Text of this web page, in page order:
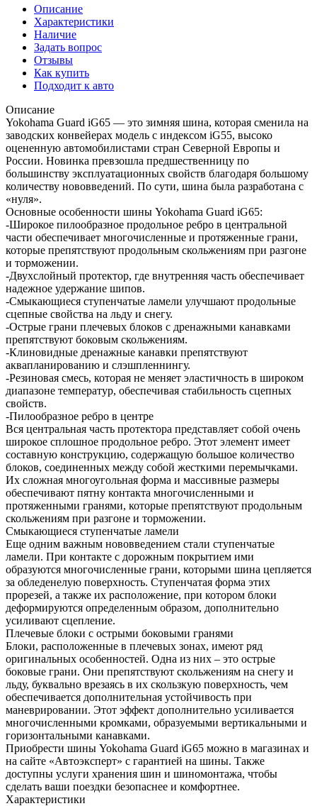
Описание
Характеристики
Наличие
Задать вопрос
Отзывы
Как купить
Подходит к авто
Описание
Yokohama Guard iG65 — это зимняя шина, которая сменила на
заводских конвейерах модель с индексом iG55, высоко
оцененную автомобилистами стран Северной Европы и
России. Новинка превзошла предшественницу по
большинству эксплуатационных свойств благодаря большому
количеству нововведений. По сути, шина была разработана с
«нуля».
Основные особенности шины Yokohama Guard iG65:
-Широкое пилообразное продольное ребро в центральной
части обеспечивает многочисленные и протяженные грани,
которые препятствуют продольным скольжениям при разгоне
и торможении.
-Двухслойный протектор, где внутренняя часть обеспечивает
надежное удержание шипов.
-Смыкающиеся ступенчатые ламели улучшают продольные
сцепные свойства на льду и снегу.
-Острые грани плечевых блоков с дренажными канавками
препятствуют боковым скольжениям.
-Клиновидные дренажные канавки препятствуют
аквапланированию и слэшпленнингу.
-Резиновая смесь, которая не меняет эластичность в широком
диапазоне температур, обеспечивая стабильность сцепных
свойств.
-Пилообразное ребро в центре
Вся центральная часть протектора представляет собой очень
широкое сплошное продольное ребро. Этот элемент имеет
составную конструкцию, содержащую большое количество
блоков, соединенных между собой жесткими перемычками.
Их сложная многоугольная форма и массивные размеры
обеспечивают пятну контакта многочисленными и
протяженными гранями, которые препятствуют продольным
скольжениям при разгоне и торможении.
Смыкающиеся ступенчатые ламели
Еще одним важным нововведением стали ступенчатые
ламели. При контакте с дорожным покрытием ими
образуются многочисленные грани, которыми шина цепляется
за обледенелую поверхность. Ступенчатая форма этих
прорезей, а также их расположение, при котором блоки
деформируются определенным образом, дополнительно
усиливают сцепление.
Плечевые блоки с острыми боковыми гранями
Блоки, расположенные в плечевых зонах, имеют ряд
оригинальных особенностей. Одна из них – это острые
боковые грани. Они препятствуют скольжениям на снегу и
льду, буквально врезаясь в их скользкую поверхность, чем
обеспечивается дополнительная устойчивость при
маневрировании. Этот эффект дополнительно усиливается
многочисленными кромками, образуемыми вертикальными и
горизонтальными канавками.
Приобрести шины Yokohama Guard iG65 можно в магазинах и
на сайте «Автоэксперт» с гарантией на шины. Также
доступны услуги хранения шин и шиномонтажа, чтобы
сделать ваши поездки безопаснее и комфортнее.
Характеристики